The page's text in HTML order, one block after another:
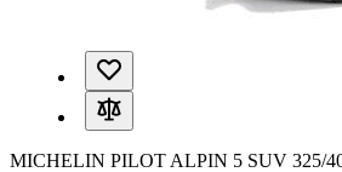
MICHELIN PILOT ALPIN 5 SUV 325/